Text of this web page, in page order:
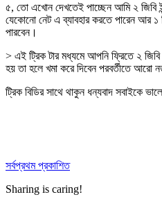
৫, তো এখোন দেখতেই পাচ্ছেন আমি ২ জিবি
যেকোনো নেট এ ব্যাবহার করতে পারেন আর
পারবেন।
> এই ট্রিক টার মধ্যমে আপনি ফ্রিতে ২ জিবি
হয় তা হলে খমা করে দিবেন পরবর্তীতে আরো
ট্রিক বিডির সাথে থাকুন ধন্যবাদ সবাইকে
সর্বপ্রথম প্রকাশিত
Sharing is caring!